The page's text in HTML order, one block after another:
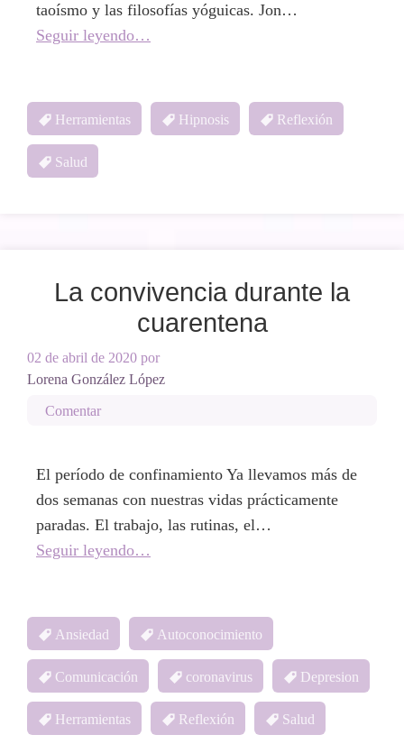
taoísmo y las filosofías yóguicas. Jon…
Seguir leyendo…
Herramientas Hipnosis Reflexión
Salud
La convivencia durante la
cuarentena
02 de abril de 2020 por
Lorena González López
Comentar
El período de confinamiento Ya llevamos más de
dos semanas con nuestras vidas prácticamente
paradas. El trabajo, las rutinas, el…
Seguir leyendo…
Ansiedad Autoconocimiento
Comunicación coronavirus Depresion
Herramientas Reflexión Salud